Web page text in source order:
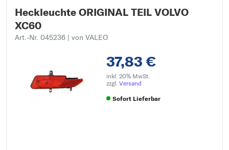
Heckleuchte ORIGINAL TEIL VOLVO
XC60
Art.-Nr. 045236 | von VALEO
37,83 €
inkl. 20% MwSt.
zzgl. Versand
Sofort Lieferbar